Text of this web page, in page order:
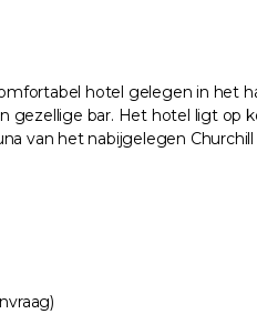
hotel gelegen in het
bar. Het hotel ligt op
van het nabijgelegen